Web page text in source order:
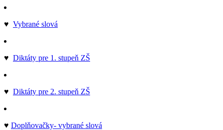
♥ Vybrané slová
♥ Diktáty pre 1. stupeň ZŠ
♥ Diktáty pre 2. stupeň ZŠ
♥ Doplňovačky- vybrané slová